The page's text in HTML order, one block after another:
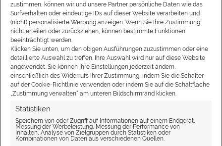
zustimmen, können wir und unsere Partner persönliche Daten wie das
Surfverhalten oder eindeutige IDs auf dieser Website verarbeiten und
(nicht) personalisierte Werbung anzeigen. Wenn Sie Ihre Zustimmung
nicht erteilen oder zurückziehen, können bestimmte Funktionen
beeinträchtigt werden.
Klicken Sie unten, um den obigen Ausführungen zuzustimmen oder eine
detaillierte Auswahl zu treffen. Ihre Auswahl wird nur auf diese Website
angewendet. Sie können Ihre Einstellungen jederzeit ändern,
einschließlich des Widerrufs Ihrer Zustimmung, indem Sie die Schalter
auf der Cookie-Richtlinie verwenden oder indem Sie auf die Schaltfläche
„Zustimmung verwalten“ am unteren Bildschirmrand klicken.
Statistiken
Speichern von oder Zugriff auf Informationen auf einem Endgerät,
Messung der Werbeleistung, Messung der Performance von
Inhalten, Analyse von Zielgruppen durch Statistiken oder
Kombinationen von Daten aus verschiedenen Quellen.
Partner an ihrer Seite, der Sie mit grenzüberschreitenden
Lösungen zu ihrem Ziel führt!“
Service
DSL Vergleichsrechner
Telekom Profi
1&1 Profiseller
SD-Webhosting
Handyportal
Hosting Partner